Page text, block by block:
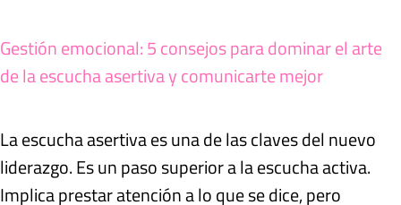
Gestión emocional: 5 consejos para dominar el arte
de la escucha asertiva y comunicarte mejor
La escucha asertiva es una de las claves del nuevo
liderazgo. Es un paso superior a la escucha activa.
Implica prestar atención a lo que se dice, pero